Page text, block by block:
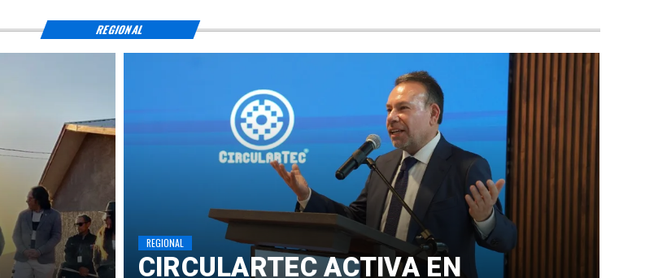
​CIRCULARTEC ACTIVA EN
REGIONAL
REGIONAL